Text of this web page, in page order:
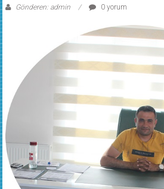
Gönderen: admin 0 yorum